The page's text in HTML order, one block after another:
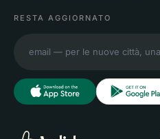
RESTA AGGIORNATO